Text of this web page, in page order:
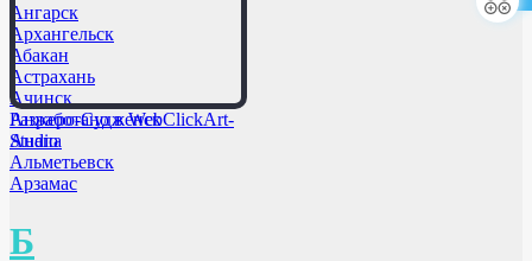
Ангарск
Архангельск
Абакан
Астрахань
Ачинск
Анжеро-Судженск
Анапа
Альметьевск
Арзамас
Б
Разработано в WebClickArt-
Studio